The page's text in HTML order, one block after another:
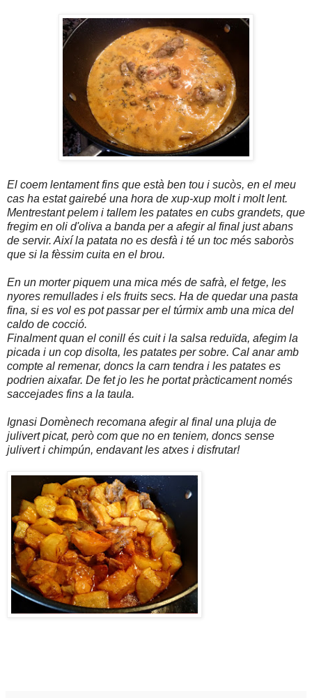
El coem lentament fins que està ben tou i sucòs, en el meu
cas ha estat gairebé una hora de xup-xup molt i molt lent.
Mentrestant pelem i tallem les patates en cubs grandets, que
fregim en oli d'oliva a banda per a afegir al final just abans
de servir. Així la patata no es desfà i té un toc més saboròs
que si la fèssim cuita en el brou.
En un morter piquem una mica més de safrà, el fetge, les
nyores remullades i els fruits secs. Ha de quedar una pasta
fina, si es vol es pot passar per el túrmix amb una mica del
caldo de cocció.
Finalment quan el conill és cuit i la salsa reduïda, afegim la
picada i un cop disolta, les patates per sobre. Cal anar amb
compte al remenar, doncs la carn tendra i les patates es
podrien aixafar. De fet jo les he portat pràcticament només
saccejades fins a la taula.
Ignasi Domènech recomana afegir al final una pluja de
julivert picat, però com que no en teniem, doncs sense
julivert i chimpún, endavant les atxes i disfrutar!